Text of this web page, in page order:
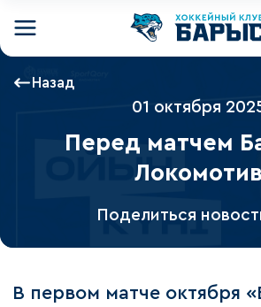
Назад
01 октября
Перед матчем
Локомотив
Поделиться
В первом матче октября